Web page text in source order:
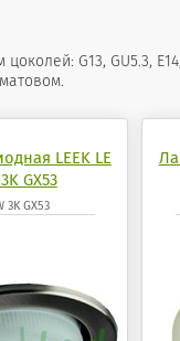
G13, GU5.3,
LEEK LE
GX53
3K GX53